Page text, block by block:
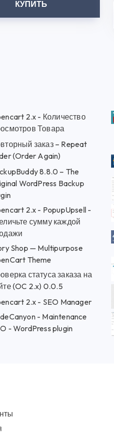
КУПИТЬ
2.x - Количество
Товара
заказ – Repeat
(Order Again)
8.8.0 – The
WordPress Backup
2.x - PopupUpsell -
сумму каждой
Shop — Multipurpose
Theme
статуса заказа на
(OC 2.x) 0.0.5
Opencart 2.x - SEO Manager
- Maintenance
- WordPress plugin